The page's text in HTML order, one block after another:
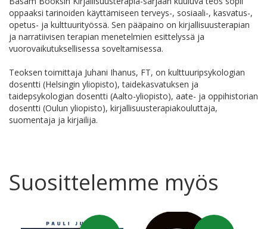
oppaaksi tarinoiden käyttämiseen terveys-, sosiaali-, kasvatus-,
opetus- ja kulttuurityössä. Sen pääpaino on kirjallisuusterapian
ja narratiivisen terapian menetelmien esittelyssä ja
vuorovaikutuksellisessa soveltamisessa.
Teoksen toimittaja Juhani Ihanus, FT, on kulttuuripsykologian
dosentti (Helsingin yliopisto), taidekasvatuksen ja
taidepsykologian dosentti (Aalto-yliopisto), aate- ja oppihistorian
dosentti (Oulun yliopisto), kirjallisuusterapiakouluttaja,
suomentaja ja kirjailija.
Suosittelemme myös